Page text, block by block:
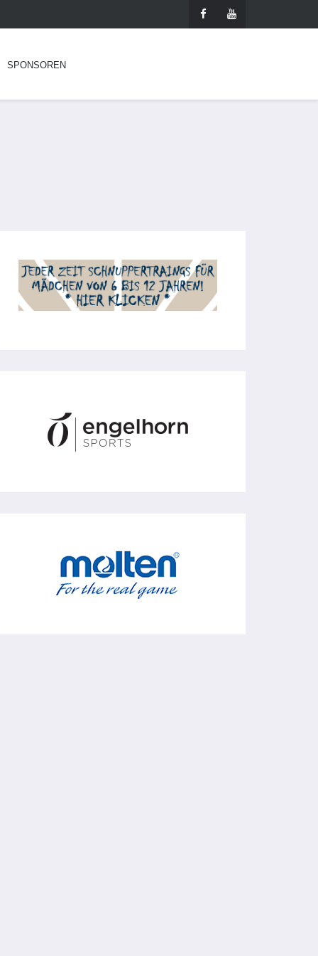
SPONSOREN